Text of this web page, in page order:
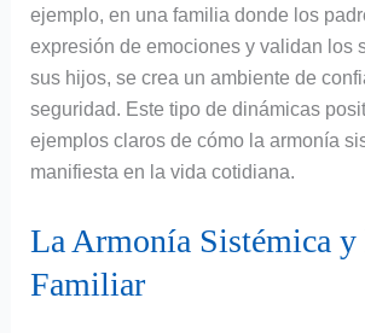
ejemplo, en una familia donde los
expresión de emociones y validan los
sus hijos, se crea un ambiente de
seguridad. Este tipo de dinámicas
ejemplos claros de cómo la armonía
manifiesta en la vida cotidiana.
La Armonía Sistémica
Familiar